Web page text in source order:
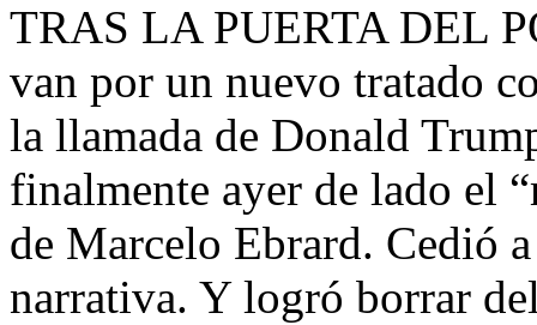
TRAS LA PUERTA DEL
van por un nuevo tratado
la llamada de Donald
finalmente ayer de lado el
de Marcelo Ebrard. Cedió
narrativa. Y logró borrar